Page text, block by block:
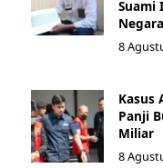
Suami
Negara
8
Kasus
Panji
Miliar
8